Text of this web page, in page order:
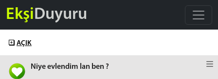
EkşiDuyuru
AÇIK
Niye evlendim lan ben ?